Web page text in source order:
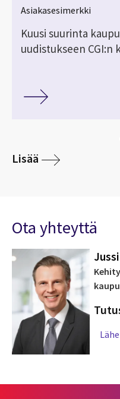
Asiakasesimerkki
Kuusi suurinta
uudistukseen CGI:n
Lisää
Ota yhteyttä